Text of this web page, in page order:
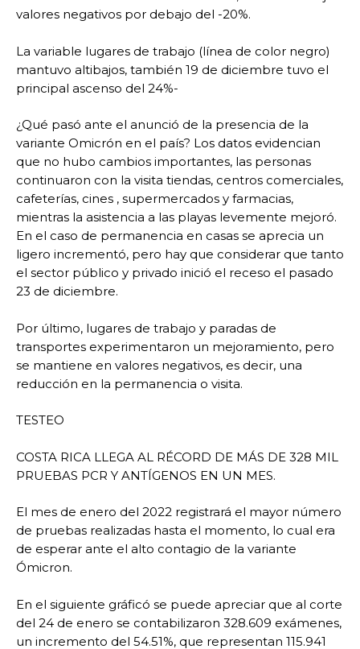
valores negativos por debajo del -20%.
La variable lugares de trabajo (línea de color negro)
mantuvo altibajos, también 19 de diciembre tuvo el
principal ascenso del 24%-
¿Qué pasó ante el anunció de la presencia de la
variante Omicrón en el país? Los datos evidencian
que no hubo cambios importantes, las personas
continuaron con la visita tiendas, centros comerciales,
cafeterías, cines , supermercados y farmacias,
mientras la asistencia a las playas levemente mejoró.
En el caso de permanencia en casas se aprecia un
ligero incrementó, pero hay que considerar que tanto
el sector público y privado inició el receso el pasado
23 de diciembre.
Por último, lugares de trabajo y paradas de
transportes experimentaron un mejoramiento, pero
se mantiene en valores negativos, es decir, una
reducción en la permanencia o visita.
TESTEO
COSTA RICA LLEGA AL RÉCORD DE MÁS DE 328 MIL
PRUEBAS PCR Y ANTÍGENOS EN UN MES.
El mes de enero del 2022 registrará el mayor número
de pruebas realizadas hasta el momento, lo cual era
de esperar ante el alto contagio de la variante
Ómicron.
En el siguiente gráficó se puede apreciar que al corte
del 24 de enero se contabilizaron 328.609 exámenes,
un incremento del 54.51%, que representan 115.941